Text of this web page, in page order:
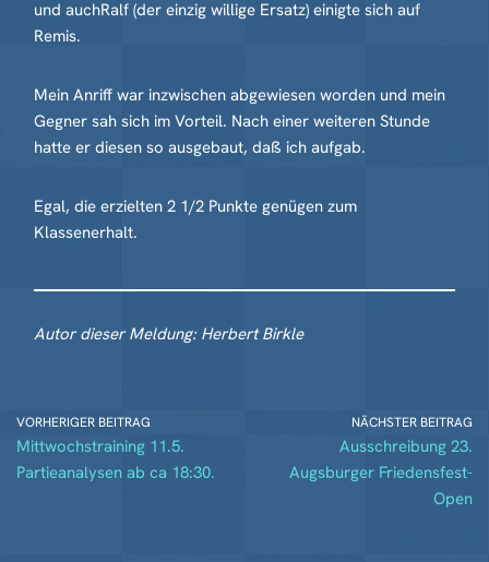
und auchRalf (der einzig willige Ersatz) einigte sich auf
Remis.
Mein Anriff war inzwischen abgewiesen worden und mein
Gegner sah sich im Vorteil. Nach einer weiteren Stunde
hatte er diesen so ausgebaut, daß ich aufgab.
Egal, die erzielten 2 1/2 Punkte genügen zum
Klassenerhalt.
Autor dieser Meldung: Herbert Birkle
VORHERIGER BEITRAG
Mittwochstraining 11.5.
Partieanalysen ab ca 18:30.
NÄCHSTER BEITRAG
Ausschreibung 23.
Augsburger Friedensfest-
Open